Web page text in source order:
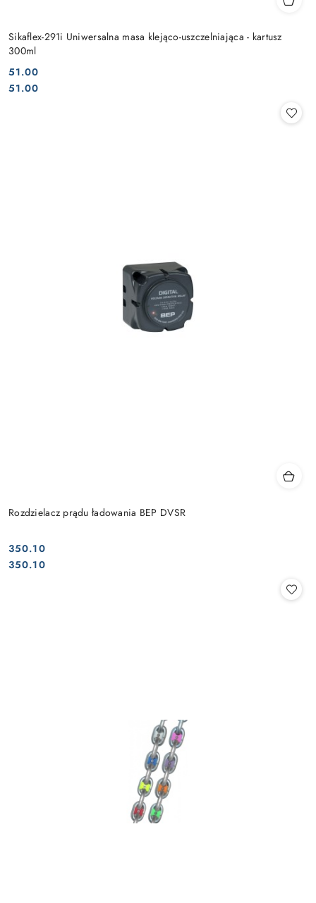
Sikaflex-291i Uniwersalna masa klejąco-uszczelniająca - kartusz
300ml
Cena:
51.00
Cena:
51.00
Rozdzielacz prądu ładowania BEP DVSR
Cena:
350.10
Cena:
350.10